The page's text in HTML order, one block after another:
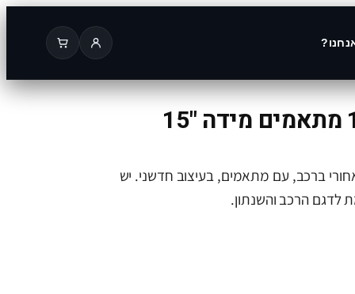
ברכב, עם מתאמים, בעיצוב חדשני. יש
לדגם הרכב והשנתון.